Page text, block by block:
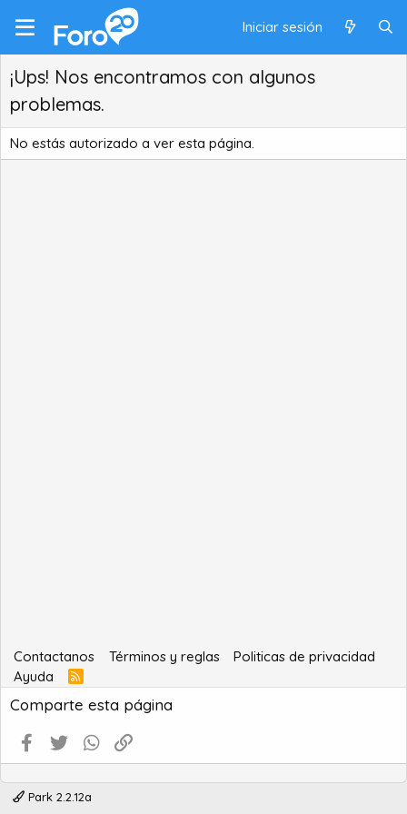
Iniciar sesión
¡Ups! Nos encontramos con algunos
problemas.
No estás autorizado a ver esta página.
Contactanos Términos y reglas
Politicas de privacidad
Ayuda
R
S
S
Comparte esta página
Facebook
Twitter WhatsApp
Park 2.2.12a